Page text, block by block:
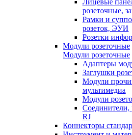
Лицевые
розеточные,
Рамки и
розеток, ЭУИ
Розетки
Модули розеточные
Модули розеточные
Адаптеры
Заглушки
Модули
мультимедиа
Модули
Соединители,
RJ
Коннекторы